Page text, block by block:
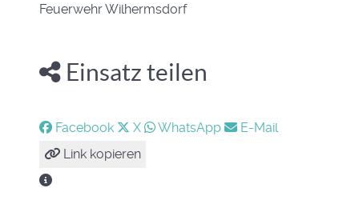
Feuerwehr Wilhermsdorf
Einsatz teilen
Facebook X WhatsApp
E-Mail
Link kopieren